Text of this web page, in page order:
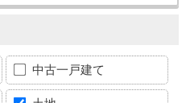
中古一戸建て